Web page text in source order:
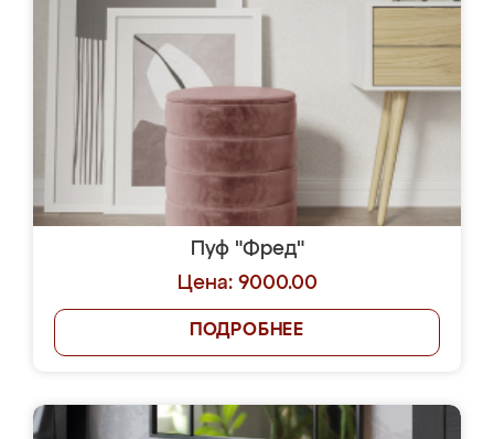
Пуф "Фред"
Цена: 9000.00
ПОДРОБНЕЕ